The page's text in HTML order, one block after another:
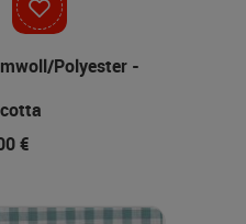
Polyester -
€